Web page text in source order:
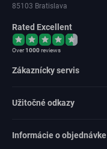
85103 Bratislava
Rated Excellent
Over1000reviews
Zákaznícky servis
Užitočné odkazy
Informácie o objednávke